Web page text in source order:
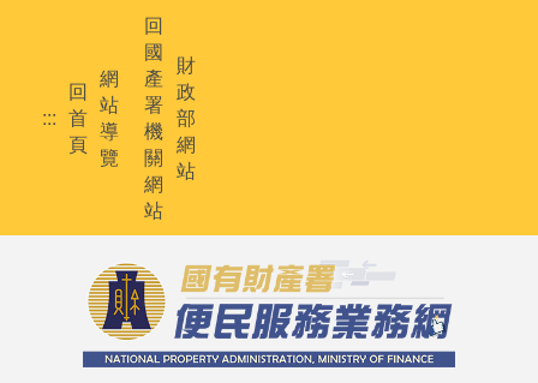
:::
回
首
頁
網
站
導
覽
回
國
產
署
機
關
網
站
財
政
部
網
站